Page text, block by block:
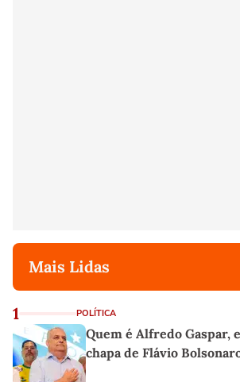
Mais Lidas
1 POLÍTICA
Quem é Alfredo Gaspar,
chapa de Flávio